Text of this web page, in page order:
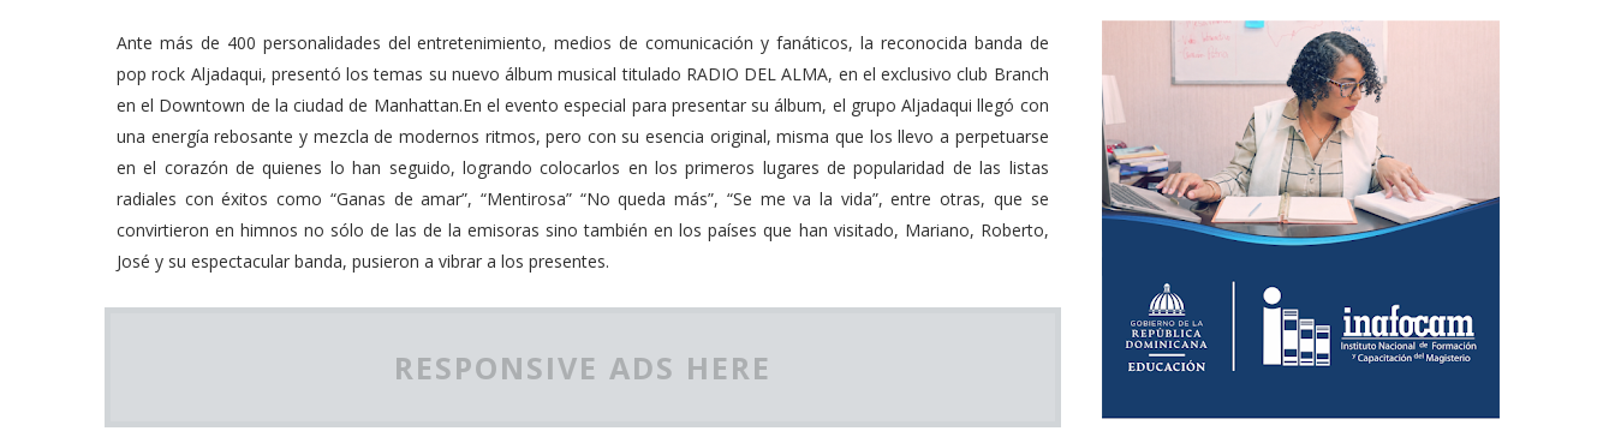
Ante más de 400 personalidades del entretenimiento, medios de comunicación y fanáticos, la reconocida banda de
pop rock Aljadaqui, presentó los temas su nuevo álbum musical titulado RADIO DEL ALMA, en el exclusivo club Branch
en el Downtown de la ciudad de Manhattan.En el evento especial para presentar su álbum, el grupo Aljadaqui llegó con
una energía rebosante y mezcla de modernos ritmos, pero con su esencia original, misma que los llevo a perpetuarse
en el corazón de quienes lo han seguido, logrando colocarlos en los primeros lugares de popularidad de las listas
radiales con éxitos como “Ganas de amar”, “Mentirosa” “No queda más”, “Se me va la vida”, entre otras, que se
convirtieron en himnos no sólo de las de la emisoras sino también en los países que han visitado, Mariano, Roberto,
José y su espectacular banda, pusieron a vibrar a los presentes.
RESPONSIVE ADS HERE